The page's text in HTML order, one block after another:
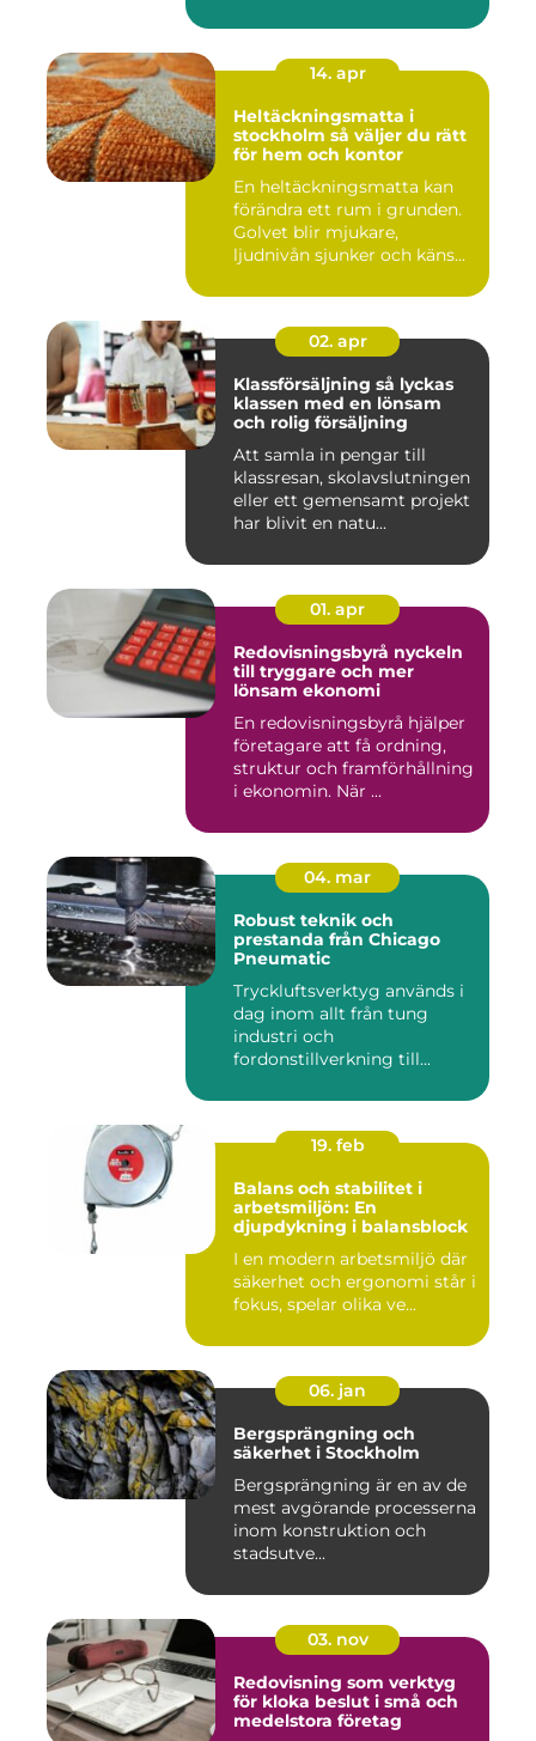
14. apr
Heltäckningsmatta i
stockholm så väljer du rätt
för hem och kontor
En heltäckningsmatta kan
förändra ett rum i grunden.
Golvet blir mjukare,
ljudnivån sjunker och käns...
02. apr
Klassförsäljning så lyckas
klassen med en lönsam
och rolig försäljning
Att samla in pengar till
klassresan, skolavslutningen
eller ett gemensamt projekt
har blivit en natu...
01. apr
Redovisningsbyrå nyckeln
till tryggare och mer
lönsam ekonomi
En redovisningsbyrå hjälper
företagare att få ordning,
struktur och framförhållning
i ekonomin. När ...
04. mar
Robust teknik och
prestanda från Chicago
Pneumatic
Tryckluftsverktyg används i
dag inom allt från tung
industri och
fordonstillverkning till...
19. feb
Balans och stabilitet i
arbetsmiljön: En
djupdykning i balansblock
I en modern arbetsmiljö där
säkerhet och ergonomi står i
fokus, spelar olika ve...
06. jan
Bergsprängning och
säkerhet i Stockholm
Bergsprängning är en av de
mest avgörande processerna
inom konstruktion och
stadsutve...
03. nov
Redovisning som verktyg
för kloka beslut i små och
medelstora företag